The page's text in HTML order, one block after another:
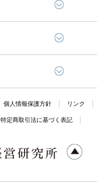
個人情報保護方針 リンク
特定商取引法に基づく表記